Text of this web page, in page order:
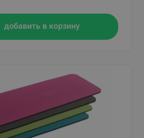
добавить в корзину